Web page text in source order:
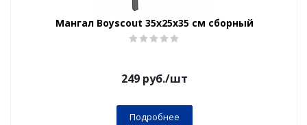
Мангал Boyscout 35х25х35 см сборный
249руб./шт
Подробнее